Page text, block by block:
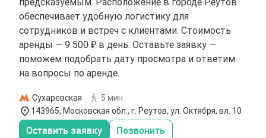
обеспечивает удобную логистику для
сотрудников и встреч с клиентами. Стоимость
аренды — 9 500 ₽ в день. Оставьте заявку —
поможем подобрать дату просмотра и ответим
на вопросы по аренде.
Сухаревская
5 мин
143965, Московская обл., г. Реутов, ул. Октября, вл. 10
Оставить заявку Позвонить